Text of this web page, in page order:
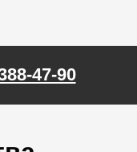
47-90